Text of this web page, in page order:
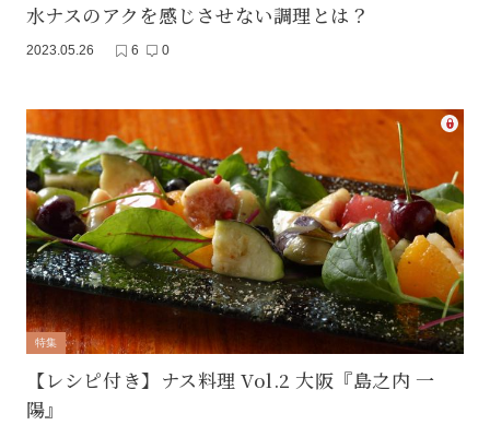
水ナスのアクを感じさせない調理とは？
2023.05.26 6 0
特集
【レシピ付き】ナス料理 Vol.2 大阪『島之内 一
陽』